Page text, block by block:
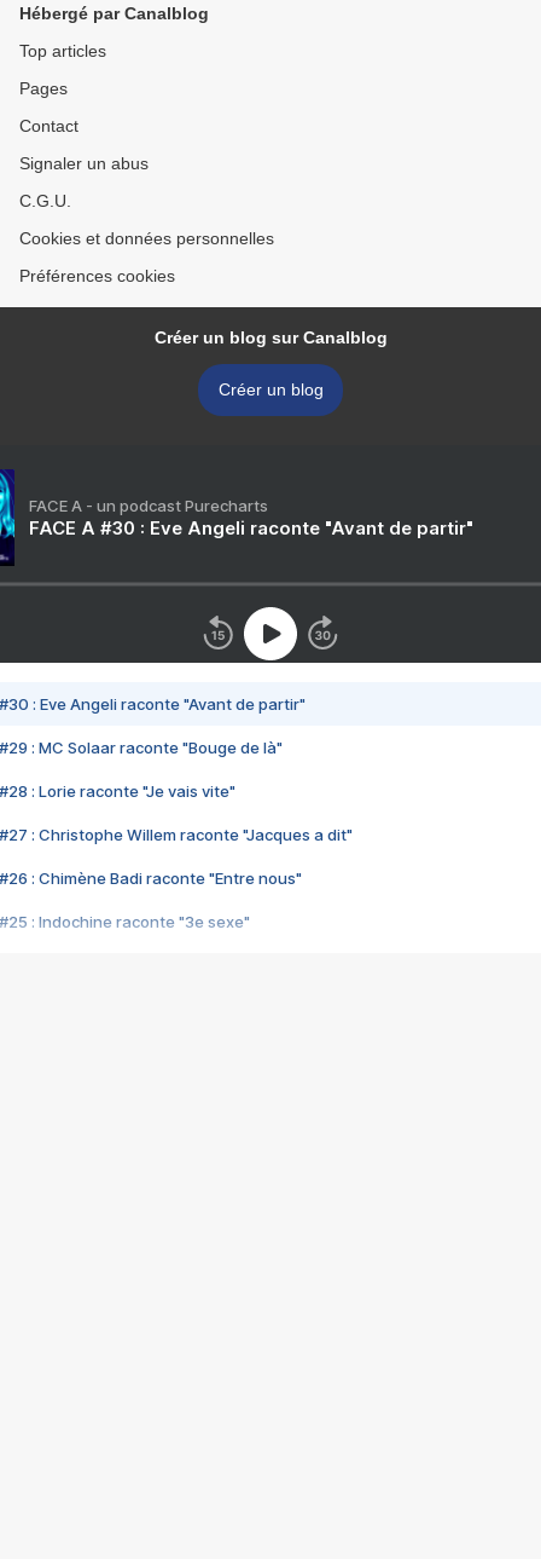
Hébergé par Canalblog
Top articles
Pages
Contact
Signaler un abus
C.G.U.
Cookies et données personnelles
Préférences cookies
Créer un blog sur Canalblog
Créer un blog
FACE A - un podcast Purecharts
FACE A #30 : Eve Angeli raconte "Avant de partir"
#30 : Eve Angeli raconte "Avant de partir"
#29 : MC Solaar raconte "Bouge de là"
#28 : Lorie raconte "Je vais vite"
#27 : Christophe Willem raconte "Jacques a dit"
#26 : Chimène Badi raconte "Entre nous"
#25 : Indochine raconte "3e sexe"